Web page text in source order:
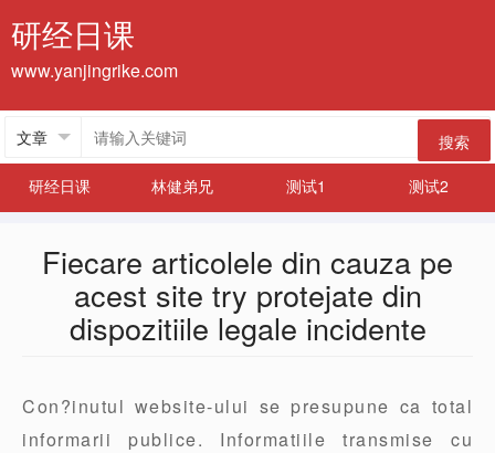
研经日课
www.yanjingrike.com
搜索
研经日课
林健弟兄 测试1 测试2
Fiecare articolele din cauza pe
acest site try protejate din
dispozitiile legale incidente
Con?inutul website-ului se presupune ca total
informarii publice. Informatiile transmise cu